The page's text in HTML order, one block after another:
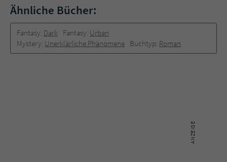
Ähnliche Bücher:
Fantasy: Dark Fantasy: Urban
Mystery: Unerklärliche Phänomene Buchtyp: Roman